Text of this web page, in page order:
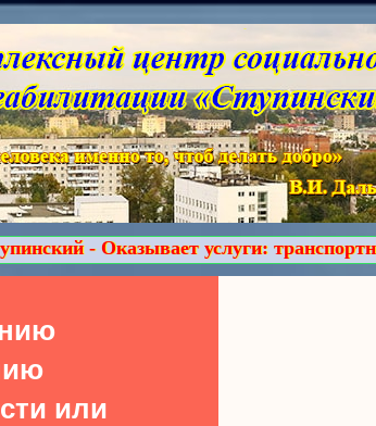
услуги: транспортные «Социальное
или